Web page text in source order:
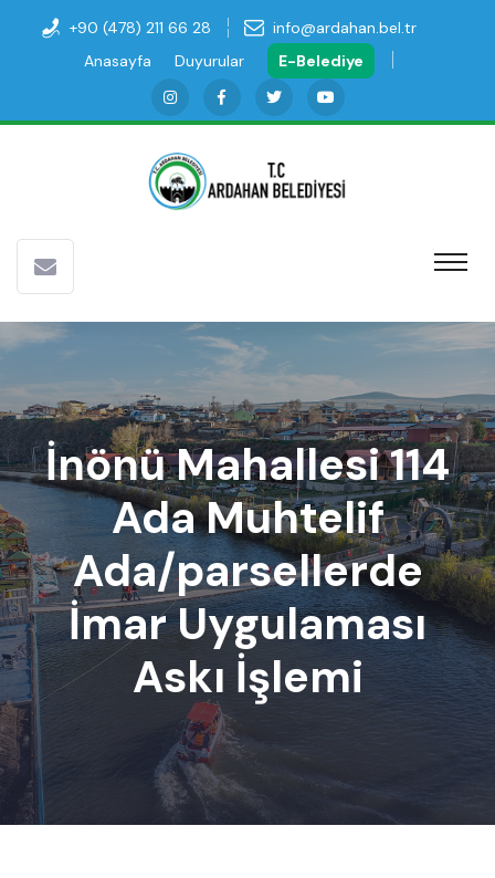
+90 (478) 211 66 28
info@ardahan.bel.tr
Anasayfa
Duyurular E-Belediye
İnönü Mahallesi 114
Ada Muhtelif
Ada/parsellerde
İmar Uygulaması
Askı İşlemi